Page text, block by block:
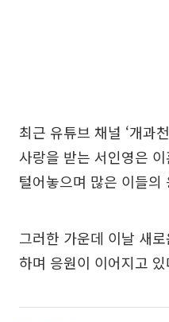
최근 유튜브 채널 ‘개과
사랑을 받는 서인영은
털어놓으며 많은 이들의
그러한 가운데 이날 새
하며 응원이 이어지고